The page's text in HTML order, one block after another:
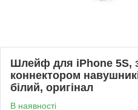
Шлейф для iPhone 5S,
коннектором
білий, оригінал
В наявності